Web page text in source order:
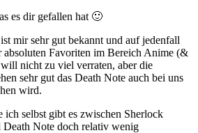
es dir gefallen hat 🙂
mir sehr gut bekannt und auf jedenfall
absoluten Favoriten im Bereich Anime (&
nicht zu viel verraten, aber die
sehr gut das Death Note auch bei uns
wird.
ich selbst gibt es zwischen Sherlock
Death Note doch relativ wenig